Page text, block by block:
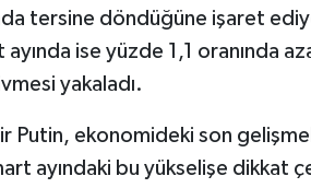
tersine döndüğüne işaret
ise yüzde 1,1 oranında
yakaladı.
Putin, ekonomideki son
ayındaki bu yükselişe dikkat